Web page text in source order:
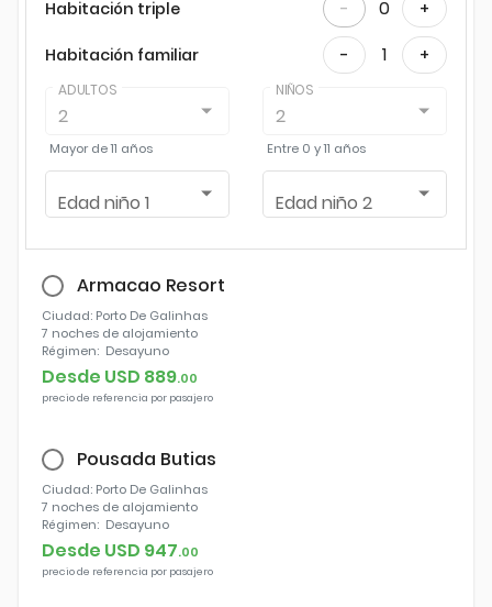
Habitación triple - 0 +
Habitación familiar - 1 +
2
ADULTOS
Mayor de11 años
2
NIÑOS
Entre 0 y 11 años
Edad niño 1 Edad niño 2
Armacao Resort
Ciudad: Porto De Galinhas
7 noches de alojamiento
Régimen: Desayuno
Desde USD 889.00
precio de referencia por pasajero
Pousada Butias
Ciudad: Porto De Galinhas
7 noches de alojamiento
Régimen: Desayuno
Desde USD 947.00
precio de referencia por pasajero